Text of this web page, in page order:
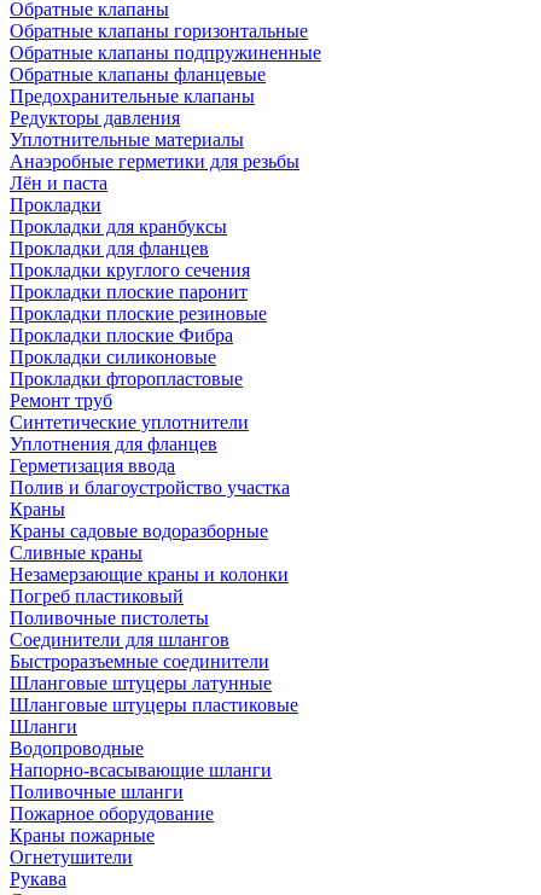
Обратные клапаны
Обратные клапаны горизонтальные
Обратные клапаны подпружиненные
Обратные клапаны фланцевые
Предохранительные клапаны
Редукторы давления
Уплотнительные материалы
Анаэробные герметики для резьбы
Лён и паста
Прокладки
Прокладки для кранбуксы
Прокладки для фланцев
Прокладки круглого сечения
Прокладки плоские паронит
Прокладки плоские резиновые
Прокладки плоские Фибра
Прокладки силиконовые
Прокладки фторопластовые
Ремонт труб
Синтетические уплотнители
Уплотнения для фланцев
Герметизация ввода
Полив и благоустройство участка
Краны
Краны садовые водоразборные
Сливные краны
Незамерзающие краны и колонки
Погреб пластиковый
Поливочные пистолеты
Соединители для шлангов
Быстроразъемные соединители
Шланговые штуцеры латунные
Шланговые штуцеры пластиковые
Шланги
Водопроводные
Напорно-всасывающие шланги
Поливочные шланги
Пожарное оборудование
Краны пожарные
Огнетушители
Рукава